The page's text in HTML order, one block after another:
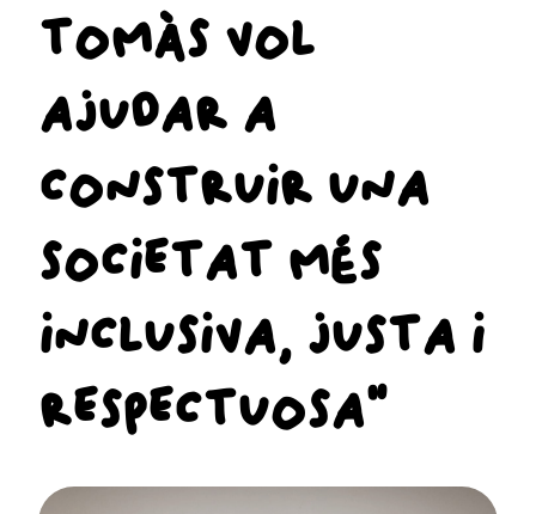
TOMÀS VOL
AJUDAR A
CONSTRUIR UNA
SOCIETAT MÉS
INCLUSIVA, JUSTA I
RESPECTUOSA”